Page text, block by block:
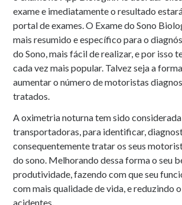
exame e imediatamente o resultado
portal de exames. O Exame do Sono
mais resumido e específico para o
do Sono, mais fácil de realizar, e por isso
cada vez mais popular. Talvez seja a
aumentar o número de motoristas
tratados.
A oximetria noturna tem sido
transportadoras, para identificar,
consequentemente tratar os seus
do sono. Melhorando dessa forma o seu
produtividade, fazendo com que seu
com mais qualidade de vida, e reduzindo
acidentes.